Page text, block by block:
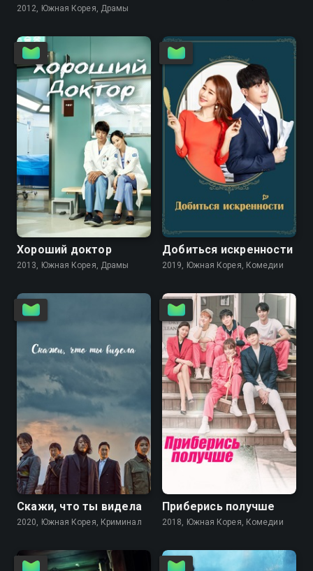
2012, Южная Корея, Драмы
8.1 7.9
Хороший доктор
2013, Южная Корея, Драмы
7.6
Добиться искренности
2019, Южная Корея, Комедии
7.6
Скажи, что ты видела
2020, Южная Корея, Криминал
Приберись получше
2018, Южная Корея, Комедии